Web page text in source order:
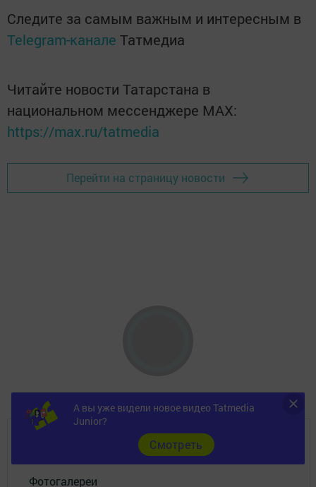
Следите за самым важным и интересным в
Telegram-канале Татмедиа
Читайте новости Татарстана в
национальном мессенджере MАХ:
https://max.ru/tatmedia
Перейти на страницу новости
Фотогалереи
А вы уже видели новое видео Tatmedia
Junior?
Cмотреть